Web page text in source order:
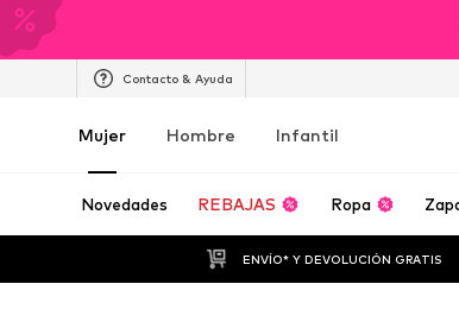
Contacto & Ayuda
Mujer Hombre Infantil
Novedades REBAJAS Ropa
ENVÍO* Y DEVOLUCIÓN GRATIS